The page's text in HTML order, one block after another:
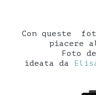
Con queste
piacere
Foto
ideata da